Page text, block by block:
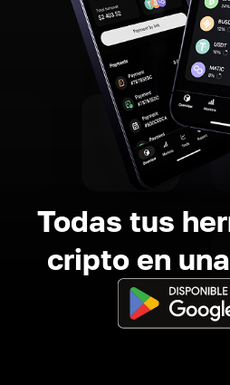
Todas tus
cripto en